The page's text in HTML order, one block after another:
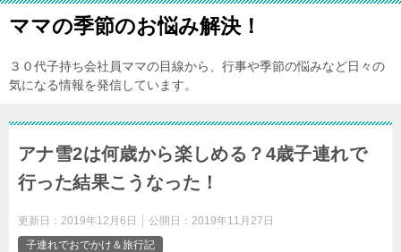
ママの季節のお悩み解決！
３０代子持ち会社員ママの目線から、行事や季節の悩みなど日々の
気になる情報を発信しています。
アナ雪2は何歳から楽しめる？4歳子連れで
行った結果こうなった！
更新日： 2019年12月6日 公開日： 2019年11月27日
子連れでおでかけ＆旅行記